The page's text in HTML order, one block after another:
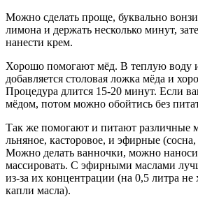
Можно сделать проще, буквально
лимона и держать несколько минут,
нанести крем.
Хорошо помогают мёд. В теплую воду
добавляется столовая ложка мёда и
Процедура длится 15-20 минут. Если
мёдом, потом можно обойтись без
Так же помогают и питают различные
льняное, касторовое, и эфирные
Можно делать ванночки, можно
массировать. С эфирными маслами
из-за их концентрации (на 0,5 литра
капли масла).